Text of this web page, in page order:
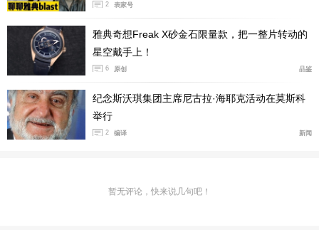
博士合作，著名的天文三部曲就此启幕。
2 表家号
雅典奇想Freak X砂金石限量款，把一整片转动的
星空戴手上！
6 原创 品鉴
纪念斯沃琪集团主席尼古拉·海耶克活动在莫斯科
举行
2 编译 新闻
暂无评论，快来说几句吧！